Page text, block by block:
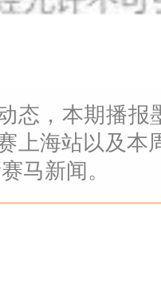
态，本期播报
上海站以及本
马新闻。